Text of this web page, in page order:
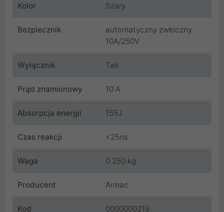
Kolor Szary
Bezpiecznik
automatyczny zwłoczny
10A/250V
Wyłącznik Tak
Prąd znamionowy 10 A
Absorpcja energii 155J
Czas reakcji <25ns
Waga 0.250 kg
Producent Armac
Kod 0000000219